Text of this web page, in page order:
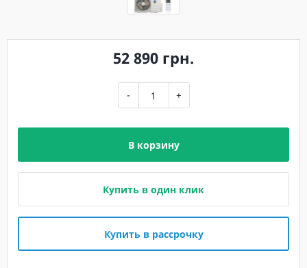
52 890 грн.
- +
В корзину
Купить в один клик
Купить в рассрочку